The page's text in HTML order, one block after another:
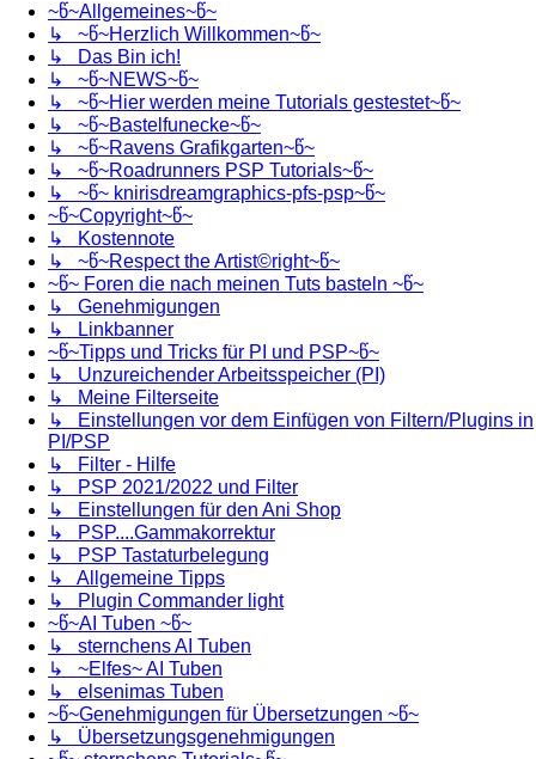
~წ~Allgemeines~წ~
↳ ~წ~Herzlich Willkommen~წ~
↳ Das Bin ich!
↳ ~წ~NEWS~წ~
↳ ~წ~Hier werden meine Tutorials gestestet~წ~
↳ ~წ~Bastelfunecke~წ~
↳ ~წ~Ravens Grafikgarten~წ~
↳ ~წ~Roadrunners PSP Tutorials~წ~
↳ ~წ~ knirisdreamgraphics-pfs-psp~წ~
~წ~Copyright~წ~
↳ Kostennote
↳ ~წ~Respect the Artist©right~წ~
~წ~ Foren die nach meinen Tuts basteln ~წ~
↳ Genehmigungen
↳ Linkbanner
~წ~Tipps und Tricks für PI und PSP~წ~
↳ Unzureichender Arbeitsspeicher (PI)
↳ Meine Filterseite
↳ Einstellungen vor dem Einfügen von Filtern/Plugins in
PI/PSP
↳ Filter - Hilfe
↳ PSP 2021/2022 und Filter
↳ Einstellungen für den Ani Shop
↳ PSP....Gammakorrektur
↳ PSP Tastaturbelegung
↳ Allgemeine Tipps
↳ Plugin Commander light
~წ~AI Tuben ~წ~
↳ sternchens AI Tuben
↳ ~Elfes~ AI Tuben
↳ elsenimas Tuben
~წ~Genehmigungen für Übersetzungen ~წ~
↳ Übersetzungsgenehmigungen